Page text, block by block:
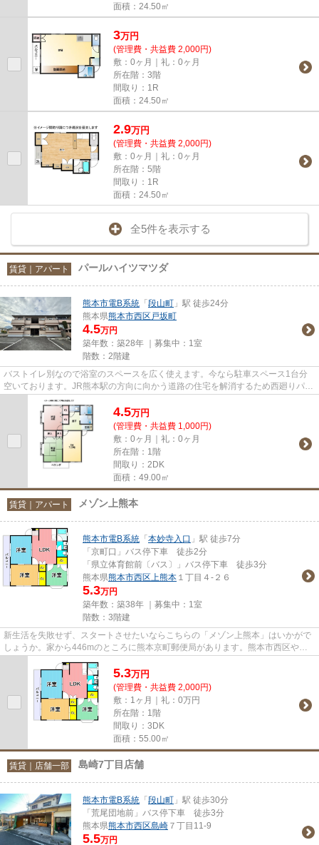
面積：24.50㎡
3万円
(管理費・共益費 2,000円)
敷：0ヶ月｜礼：0ヶ月
所在階：3階
間取り：1R
面積：24.50㎡
2.9万円
(管理費・共益費 2,000円)
敷：0ヶ月｜礼：0ヶ月
所在階：5階
間取り：1R
面積：24.50㎡
全5件を表示する
賃貸｜アパート パールハイツマツダ
熊本市電B系統 「 段山町 」駅 徒歩24分
熊本県熊本市西区 戸坂町
4.5万円
築年数：築28年 ｜募集中： 1室
階数：2階建
バストイレ別なので浴室のスペースを広く使えます。今なら駐車スペース1台分
空いております。JR熊本駅の方向に向かう道路の住宅を解消するため西廻りパイ
パスも開通しました。渋滞緩和...
4.5万円
(管理費・共益費 1,000円)
敷：0ヶ月｜礼：0ヶ月
所在階：1階
間取り：2DK
面積：49.00㎡
賃貸｜アパート メゾン上熊本
熊本市電B系統 「 本妙寺入口 」駅 徒歩7分
「京町口」バス停下車 徒歩2分
「県立体育館前〔バス〕」バス停下車 徒歩3分
熊本県熊本市西区上熊本 １丁目４-２６
5.3万円
築年数：築38年 ｜募集中： 1室
階数：3階建
新生活を失敗せず、スタートさせたいならこちらの「メゾン上熊本」はいかがで
しょうか。家から446mのところに熊本京町郵便局があります。熊本市西区や熊
本市電B系統本妙寺入口付近であ...
5.3万円
(管理費・共益費 2,000円)
敷：1ヶ月｜礼：0万円
所在階：1階
間取り：3DK
面積：55.00㎡
賃貸｜店舗一部 島崎7丁目店舗
熊本市電B系統 「 段山町 」駅 徒歩30分
「荒尾団地前」バス停下車 徒歩3分
熊本県熊本市西区島崎 ７丁目11-9
5.5万円